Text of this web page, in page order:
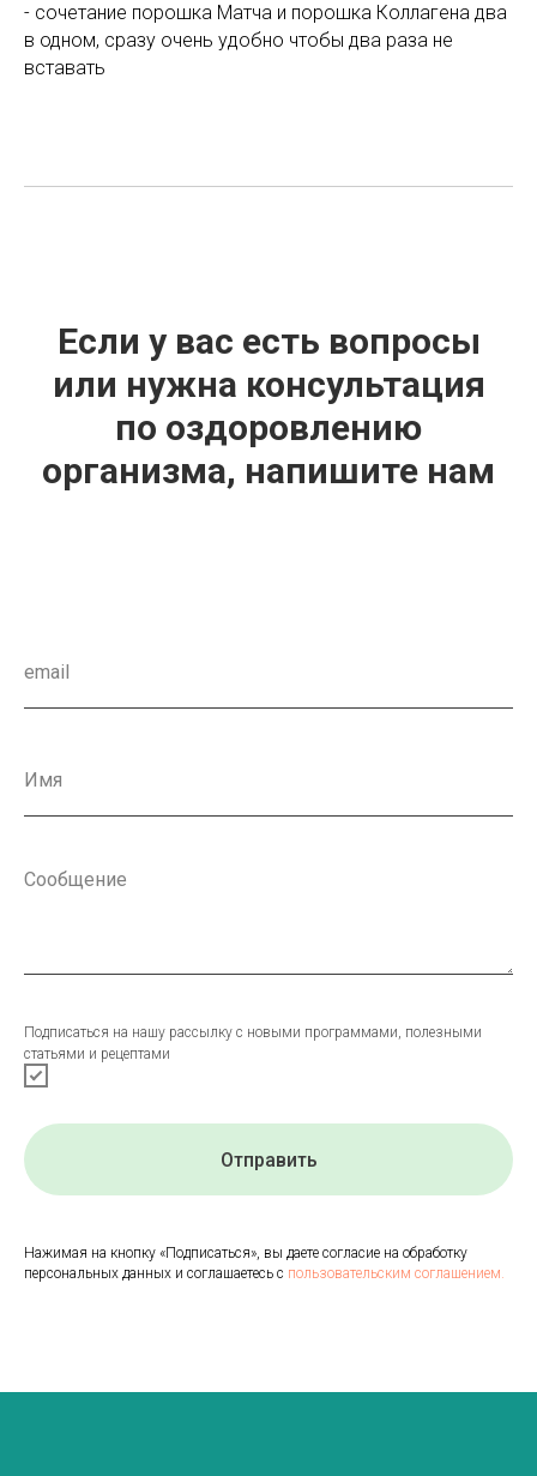
- сочетание порошка Матча и порошка Коллагена два
в одном, сразу очень удобно чтобы два раза не
вставать
Если у вас есть вопросы
или нужна консультация
по оздоровлению
организма, напишите нам
Подписаться на нашу рассылку с новыми программами, полезными
статьями и рецептами
Отправить
Нажимая на кнопку «Подписаться», вы даете согласие на обработку
персональных данных и соглашаетесь с пользовательским соглашением.